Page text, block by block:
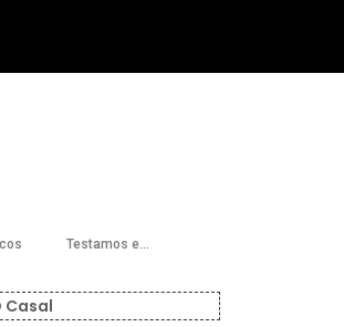
Testamos e…
Casal